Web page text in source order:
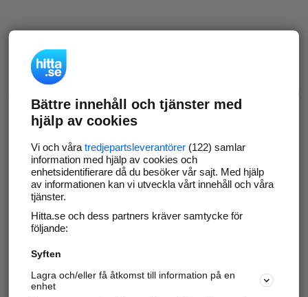
Bättre innehåll och tjänster med
hjälp av cookies
Vi och våra tredjepartsleverantörer(122) samlar
information med hjälp av cookies och
enhetsidentifierare då du besöker vår sajt. Med hjälp
av informationen kan vi utveckla vårt innehåll och våra
tjänster.
Hitta.se och dess partners kräver samtycke för
följande:
Syften
Lagra och/eller få åtkomst till information på en
enhet